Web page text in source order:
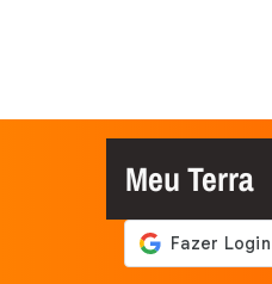
Meu Terra